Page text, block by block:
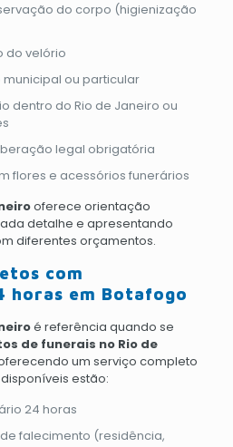
do corpo (higienização
do velório
ou particular
dentro do Rio de Janeiro ou
legal obrigatória
flores e acessórios funerários
oferece orientação
detalhe e apresentando
diferentes orçamentos.
com
horas em Botafogo
é referência quando se
de funerais no Rio de
um serviço completo
estão:
24 horas
falecimento (residência,